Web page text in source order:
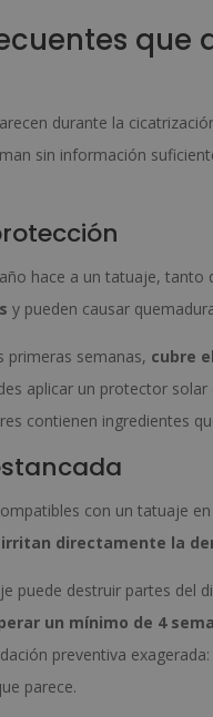
durante la
sin información
hace a un tatuaje,
y pueden causar
primeras semanas, cubre
aplicar un protector
contienen ingredientes
con un tatuaje
irritan directamente la
puede destruir partes del
un mínimo de 4
preventiva
parece.